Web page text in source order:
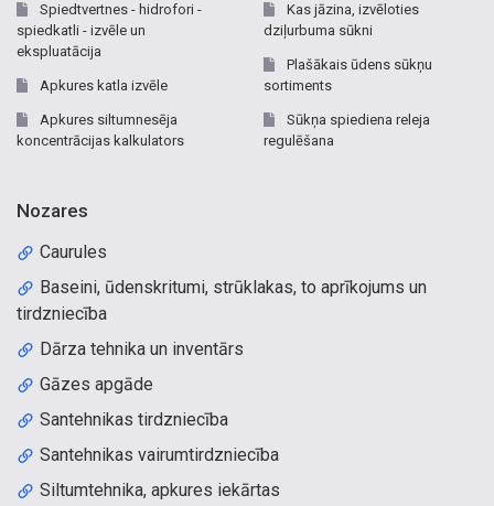
Spiedtvertnes - hidrofori -
spiedkatli - izvēle un
ekspluatācija
Apkures katla izvēle
Apkures siltumnesēja
koncentrācijas kalkulators
Kas jāzina, izvēloties
dziļurbuma sūkni
Plašākais ūdens sūkņu
sortiments
Sūkņa spiediena releja
regulēšana
Nozares
Caurules
Baseini, ūdenskritumi, strūklakas, to aprīkojums un
tirdzniecība
Dārza tehnika un inventārs
Gāzes apgāde
Santehnikas tirdzniecība
Santehnikas vairumtirdzniecība
Siltumtehnika, apkures iekārtas